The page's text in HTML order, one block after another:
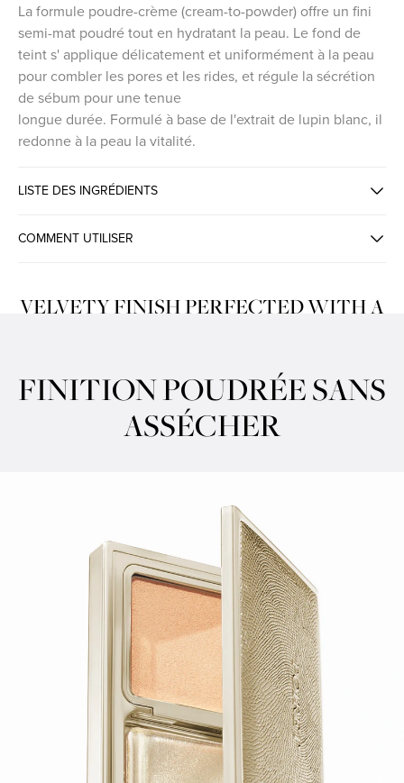
La formule poudre-crème (cream-to-powder) offre un fini
semi-mat poudré tout en hydratant la peau. Le fond de
teint s' applique délicatement et uniformément à la peau
pour combler les pores et les rides, et régule la sécrétion
de sébum pour une tenue
longue durée. Formulé à base de l'extrait de lupin blanc, il
redonne à la peau la vitalité.
LISTE DES INGRÉDIENTS
COMMENT UTILISER
VELVETY FINISH PERFECTED WITH A
FINITION POUDRÉE SANS
ASSÉCHER